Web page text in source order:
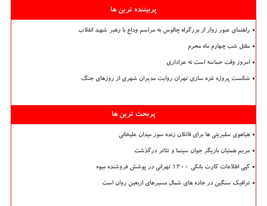
پربیننده ترین ها
راهنمای عبور زوار از بزرگراه چالوس به مراسم وداع با رهبر شهید انقلاب
مقتل شب چهارم ماه محرم
امروز وقت حماسه است نه عزاداری
شکست پروژه غزه سازی تهران روایت مدیران شهری از روزهای جنگ
پربحث ترین ها
هیاهوی سلبریتی ها برای قاتلان زنده سوز میدان علیخانی
مریم همتیان بازیگر جوان سینما و تئاتر درگذشت
کپی اطلاعات کارت بانکی ۱۲۰۰ تهرانی در پوشش فروشنده میوه
ترافیک سنگین در جاده های شمال مسیرهای اربعین روان است